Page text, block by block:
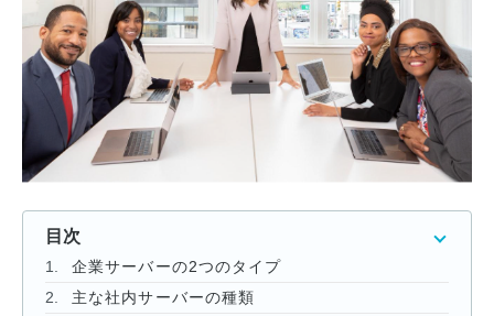
無料トライアル 資料請求
資料ダウンロード一覧
目次
企業サーバーの2つのタイプ
主な社内サーバーの種類